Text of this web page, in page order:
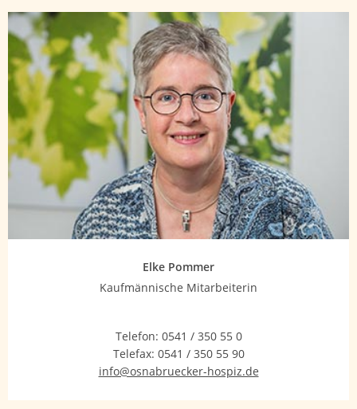
Elke Pommer
Kaufmännische Mitarbeiterin
Telefon: 0541 / 350 55 0
Telefax: 0541 / 350 55 90
info@osnabruecker-hospiz.de